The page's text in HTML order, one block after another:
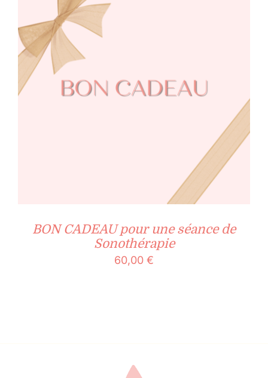
BON CADEAU pour une séance de
Sonothérapie
60,00 €